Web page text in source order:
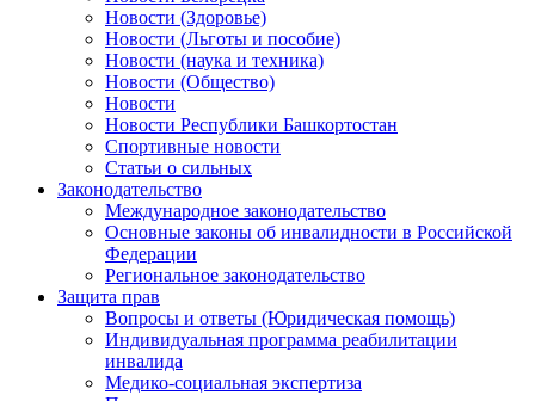
Новости (Здоровье)
Новости (Льготы и пособие)
Новости (наука и техника)
Новости (Общество)
Новости
Новости Республики Башкортостан
Спортивные новости
Статьи о сильных
Законодательство
Международное законодательство
Основные законы об инвалидности в Российской
Федерации
Региональное законодательство
Защита прав
Вопросы и ответы (Юридическая помощь)
Индивидуальная программа реабилитации
инвалида
Медико-социальная экспертиза